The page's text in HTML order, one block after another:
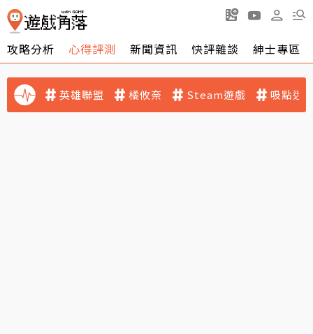
攻略分析 心得評測 新聞資訊 快評雜談 紳士專區
英雄聯盟 橘攸奈 Steam遊戲 吸點迷